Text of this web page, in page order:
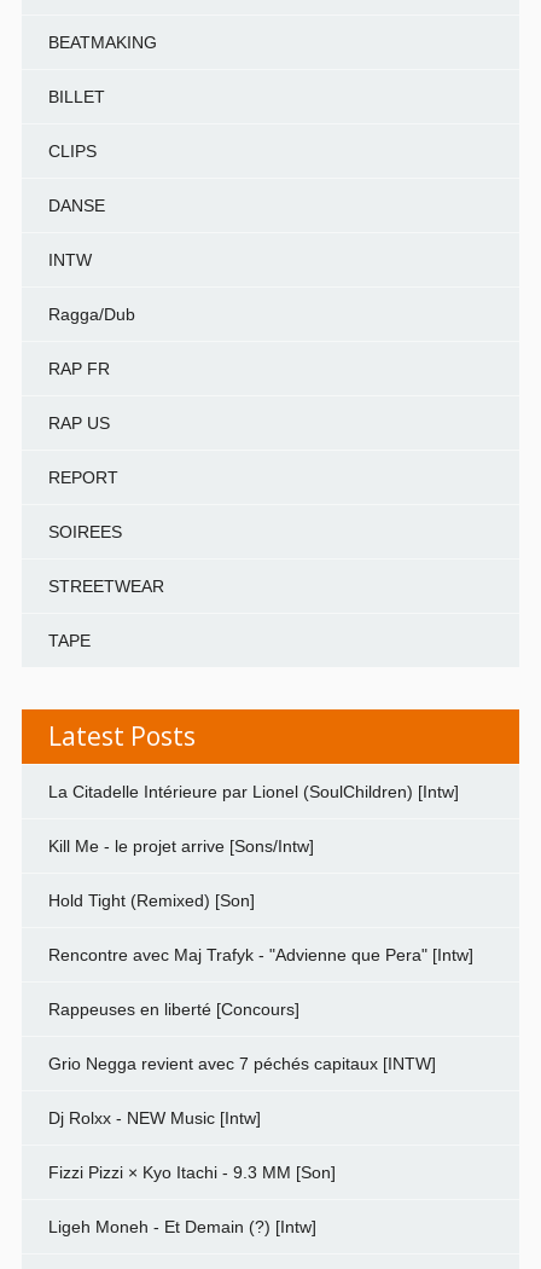
BEATMAKING
BILLET
CLIPS
DANSE
INTW
Ragga/Dub
RAP FR
RAP US
REPORT
SOIREES
STREETWEAR
TAPE
Latest Posts
La Citadelle Intérieure par Lionel (SoulChildren) [Intw]
Kill Me - le projet arrive [Sons/Intw]
Hold Tight (Remixed) [Son]
Rencontre avec Maj Trafyk - "Advienne que Pera" [Intw]
Rappeuses en liberté [Concours]
Grio Negga revient avec 7 péchés capitaux [INTW]
Dj Rolxx - NEW Music [Intw]
Fizzi Pizzi × Kyo Itachi - 9.3 MM [Son]
Ligeh Moneh - Et Demain (?) [Intw]